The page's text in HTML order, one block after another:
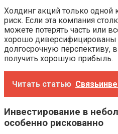
Холдинг акций только
риск. Если эта компания
можете потерять часть или
хорошо диверсифицированы
долгосрочную перспективу,
получить хорошую прибыль.
Читать статью
Инвестирование в
особенно рискованно